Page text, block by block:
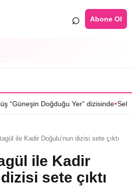
⌕ Abone Ol
dizisinde•Selin Türkmen “Karma”
ile Kadir Doğulu’nun dizisi sete çıktı
ile Kadir
sete çıktı